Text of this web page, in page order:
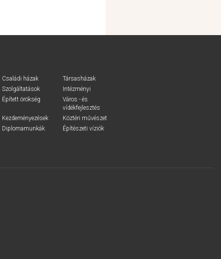
Családi házak
Társasházak
Szolgáltatások
Intézményi
Épített örökség
Város - és
vídékfejlesztés
Kezdeményezések
Köztéri művészet
Diplomamunkák
Építészeti víziók